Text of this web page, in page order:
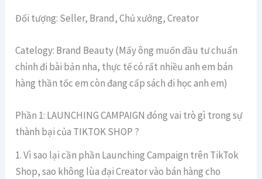
Đối tượng: Seller, Brand, Chủ xưởng, Creator
Catelogy: Brand Beauty (Mấy ông muốn đầu tư chuẩn
chỉnh đi bài bản nha, thực tế có rất nhiều anh em bán
hàng thần tốc em còn đang cấp sách đi học anh em)
Phần 1: LAUNCHING CAMPAIGN đóng vai trò gì trong sự
thành bại của TIKTOK SHOP ?
1. Vì sao lại cần phần Launching Campaign trên TikTok
Shop, sao không lùa đại Creator vào bán hàng cho